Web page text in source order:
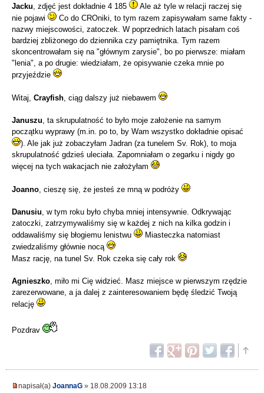
Jacku , zdjęć jest dokładnie 4 185
Ale aż tyle w relacji raczej się
nie pojawi
Co do CROniki, to tym razem zapisywałam same fakty -
nazwy miejscowości, zatoczek. W poprzednich latach pisałam coś
bardziej zbliżonego do dziennika czy pamiętnika. Tym razem
skoncentrowałam się na "głównym zarysie", bo po pierwsze: miałam
"lenia", a po drugie: wiedziałam, że opisywanie czeka mnie po
przyjeździe
Witaj, Crayfish , ciąg dalszy już niebawem
Januszu , ta skrupulatność to było moje założenie na samym
początku wyprawy (m.in. po to, by Wam wszystko dokładnie opisać
). Ale jak już zobaczyłam Jadran (za tunelem Sv. Rok), to moja
skrupulatność gdzieś uleciała. Zapomniałam o zegarku i nigdy go
więcej na tych wakacjach nie założyłam
Joanno , cieszę się, że jesteś ze mną w podróży
Danusiu , w tym roku było chyba mniej intensywnie. Odkrywając
zatoczki, zatrzymywaliśmy się w każdej z nich na kilka godzin i
oddawaliśmy się błogiemu lenistwu
Miasteczka natomiast
zwiedzaliśmy głównie nocą
Masz rację, na tunel Sv. Rok czeka się cały rok
Agnieszko , miło mi Cię widzieć. Masz miejsce w pierwszym rzędzie
zarezerwowane, a ja dalej z zainteresowaniem będę śledzić Twoją
relację
Pozdrav
napisał(a) JoannaG » 18.08.2009 13:18